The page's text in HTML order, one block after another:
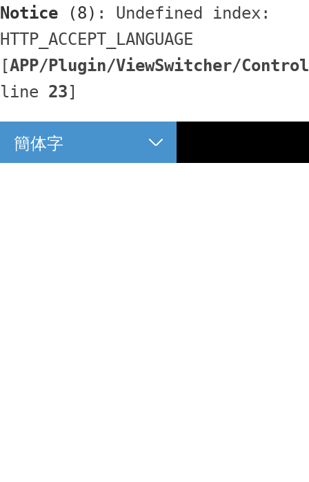
Notice (8) : Undefined index:
HTTP_ACCEPT_LANGUAGE
[APP/Plugin/ViewSwitcher/
line 23]
簡体字